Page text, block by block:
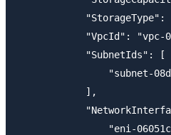
"StorageType":
"VpcId": "vpc-
            "SubnetIds": [
"subnet-
            ],
"eni-